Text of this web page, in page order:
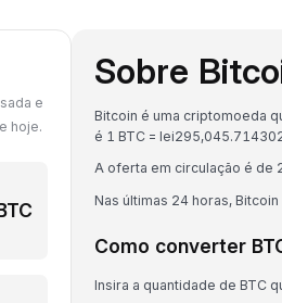
e
hoje.
Sobre
Bitcoin é uma criptomoeda
é 1 BTC =
A oferta em circulação é de
Nas últimas 24 horas,
Como converter
Insira a quantidade de BTC